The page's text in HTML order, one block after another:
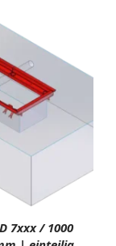
7xxx / 1000